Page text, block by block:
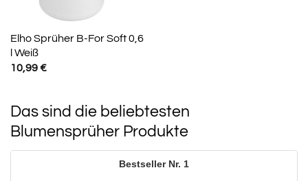
Elho Sprüher B-For Soft 0,6
l Weiß
10,99€
Das sind die beliebtesten
Blumensprüher Produkte
1